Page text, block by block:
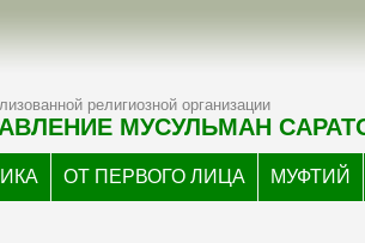
религиозной организации
МУСУЛЬМАН
ОТ ПЕРВОГО ЛИЦА МУФТИЙ